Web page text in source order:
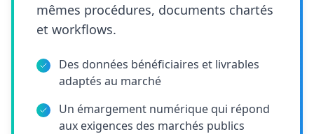
mêmes procédures, documents chartés
et workflows.
Des données bénéficiaires et livrables
adaptés au marché
Un émargement numérique qui répond
aux exigences des marchés publics